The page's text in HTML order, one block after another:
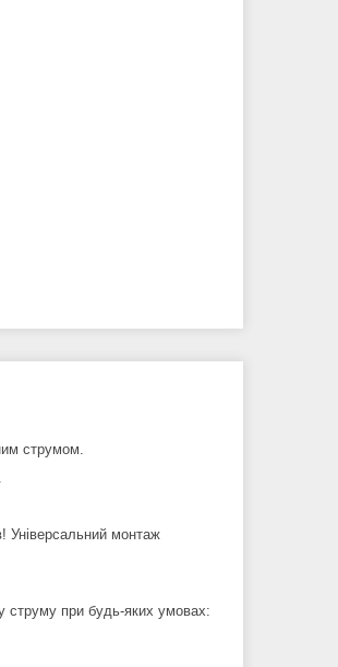
струмом.
Універсальний монтаж
струму при будь-яких умовах: